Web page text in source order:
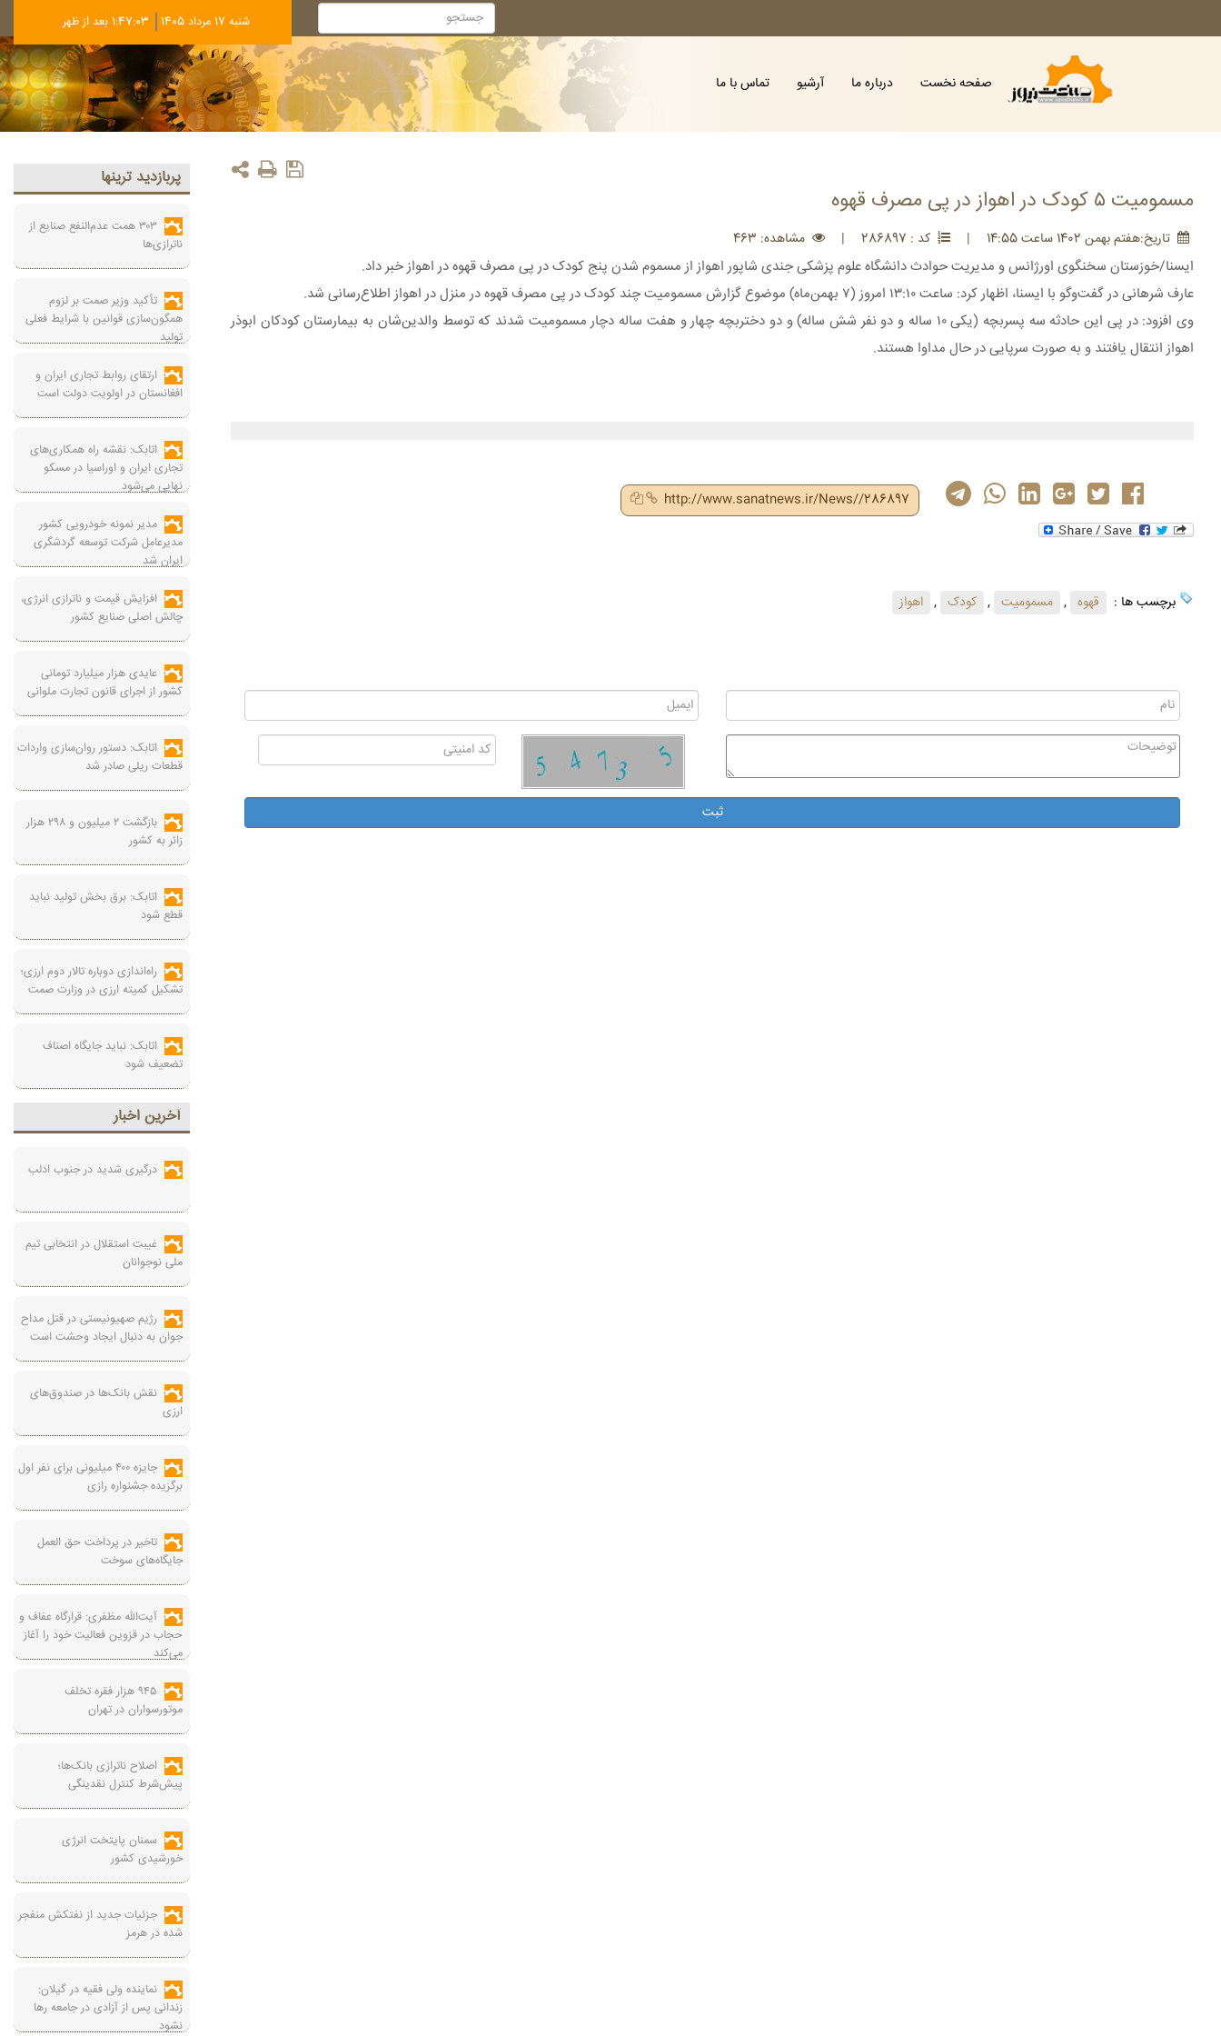
شنبه 17 مرداد 1405 1:47:04 بعد از ظهر
صفحه نخست درباره ما آرشیو تماس با ما
مسمومیت ۵ کودک در اهواز در پی مصرف قهوه
تاريخ:هفتم بهمن 1402 ساعت 14:55 | کد : 286897 | مشاهده: 463
ایسنا/خوزستان سخنگوی اورژانس و مدیریت حوادث دانشگاه علوم پزشکی جندی شاپور اهواز از مسموم شدن پنج کودک در پی مصرف قهوه در اهواز خبر داد.
عارف شرهانی در گفت‌وگو با ایسنا، اظهار کرد: ساعت ۱۳:۱۰ امروز (۷ بهمن‌ماه) موضوع گزارش مسمومیت چند کودک در پی مصرف قهوه در منزل در اهواز اطلاع‌رسانی شد.
وی افزود: در پی این حادثه سه پسربچه (یکی ۱۰ ساله و دو نفر شش ساله) و دو دختربچه چهار و هفت ساله دچار مسمومیت شدند که توسط والدین‌شان به بیمارستان کودکان ابوذر
اهواز انتقال یافتند و به صورت سرپایی در حال مداوا هستند.
http://www.sanatnews.ir/News//286897
برچسب ها : قهوه , مسمومیت , کودک , اهواز
پربازديد ترينها
۳۰۳ همت عدم‌النفع صنایع از
ناترازی‌ها
تأکید وزیر صمت بر لزوم
همگون‌سازی قوانین با شرایط فعلی
تولید
ارتقای روابط تجاری ایران و
افغانستان در اولویت دولت است
اتابک: نقشه راه همکاری‌های
تجاری ایران و اوراسیا در مسکو
نهایی می‌شود
مدیر نمونه خودرویی کشور
مدیرعامل شرکت توسعه گردشگری
ایران شد
افزایش قیمت و ناترازی انرژی،
چالش اصلی صنایع کشور
عایدی هزار میلیارد تومانی
کشور از اجرای قانون تجارت ملوانی
اتابک: دستور روان‌سازی واردات
قطعات ریلی صادر شد
بازگشت ۲ میلیون و ۲۹۸ هزار
زائر به کشور
اتابک: برق بخش تولید نباید
قطع شود
راه‌اندازی دوباره تالار دوم ارزی؛
تشکیل کمیته ارزی در وزارت صمت
اتابک: نباید جایگاه اصناف
تضعیف شود
آخرين اخبار
درگیری شدید در جنوب ادلب
غیبت استقلال در انتخابی تیم
ملی نوجوانان
رژیم صهیونیستی در قتل مداح
جوان به دنبال ایجاد وحشت است
نقش بانک‌ها در صندوق‌های
ارزی
جایزه ۴۰۰ میلیونی برای نفر اول
برگزیده جشنواره رازی
تاخیر در پرداخت حق العمل
جایگاه‌های سوخت
آیت‌الله مظفری: قرارگاه عفاف و
حجاب در قزوین فعالیت خود را آغاز
می‌کند
۹۴۵ هزار فقره تخلف
موتورسواران در تهران
اصلاح ناترازی بانک‌ها؛
پیش‌شرط کنترل نقدینگی
سمنان پایتخت انرژی
خورشیدی کشور
جزئیات جدید از نفتکش منفجر
شده در هرمز
نماینده ولی فقیه در گیلان:
زندانی پس از آزادی در جامعه رها
نشود